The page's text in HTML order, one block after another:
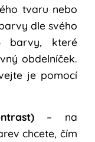
tvaru nebo
dle svého
barvy, které
obdelníček.
je pomocí
– na
chcete, čím